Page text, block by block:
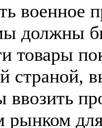
военное
должны
товары
страной,
ввозить